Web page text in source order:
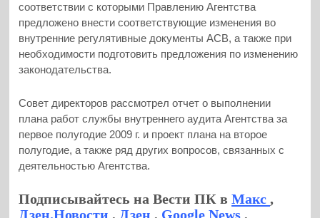
соответствии с которыми Правлению Агентства
предложено внести соответствующие изменения во
внутренние регулятивные документы АСВ, а также при
необходимости подготовить предложения по изменению
законодательства.
Совет директоров рассмотрел отчет о выполнении
плана работ службы внутреннего аудита Агентства за
первое полугодие 2009 г. и проект плана на второе
полугодие, а также ряд других вопросов, связанных с
деятельностью Агентства.
Подписывайтесь на Вести ПК вМакс,
Дзен.Новости, Дзен, Google News,